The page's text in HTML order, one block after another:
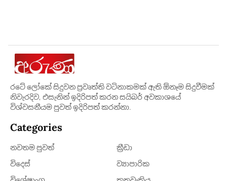
රටේ ලෝකේ සිදුවන ප්‍රවෘත්ති වටිනාකමක් ඇති ඕනෑම සිදුවීමක්
නිවැරදිව, එසැනින් ඉදිරිපත් කරන සයිබර් අවකාශයේ
විශ්වසනීයම පුවත් ඉදිරිපත් කරන්නා.
Categories
නවතම පුවත්
ක්‍රී​ඩා
විදෙස්
ව්‍යාපාරික